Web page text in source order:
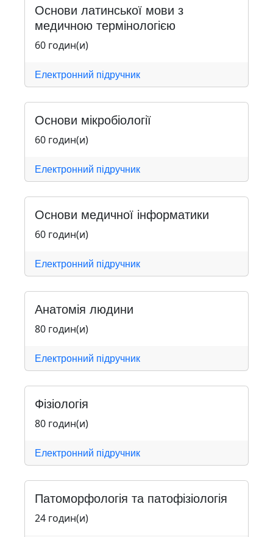
Основи латинської мови з
медичною термінологією
60 годин(и)
Електронний підручник
Основи мікробіології
60 годин(и)
Електронний підручник
Основи медичної інформатики
60 годин(и)
Електронний підручник
Анатомія людини
80 годин(и)
Електронний підручник
Фізіологія
80 годин(и)
Електронний підручник
Патоморфологія та патофізіологія
24 годин(и)